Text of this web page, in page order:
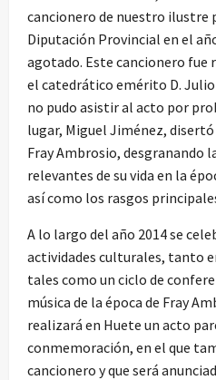
cancionero de nuestro ilustre
Diputación Provincial en el
agotado. Este cancionero fue
el catedrático emérito D.
no pudo asistir al acto por
lugar, Miguel Jiménez, disertó
Fray Ambrosio, desgranando
relevantes de su vida en la
así como los rasgos
A lo largo del año 2014 se
actividades culturales, tanto
tales como un ciclo de
música de la época de Fray
realizará en Huete un acto
conmemoración, en el que
cancionero y que será